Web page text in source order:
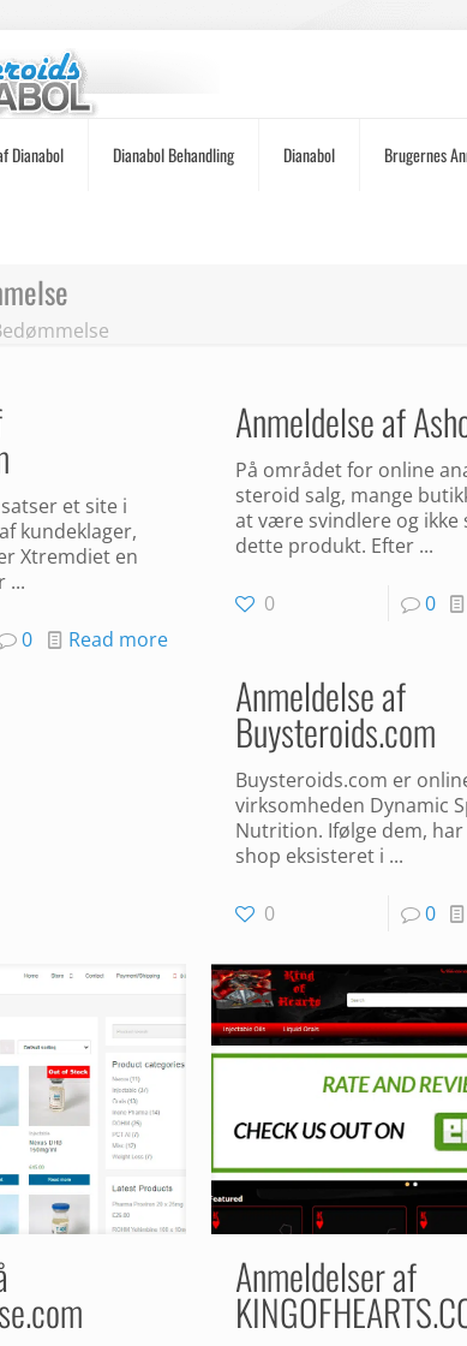
Dianabol Dianabol Behandling Dianabol Brugernes
et site i
kundeklager,
Xtremdiet en
...
0 Read more
Anmeldelse af
På området for online
steroid salg, mange
at være svindlere og ikke
dette produkt. Efter ...
0 0
Anmeldelse af
Buysteroids.com
Buysteroids.com er
virksomheden Dynamic
Nutrition. Ifølge dem,
shop eksisteret i ...
0 0
Anmeldelser af